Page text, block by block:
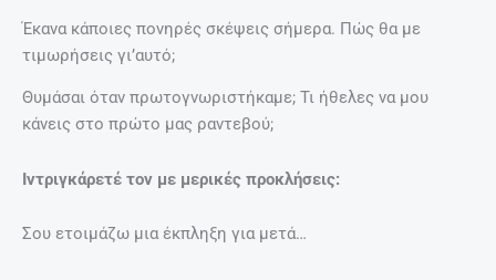
Έκανα κάποιες πονηρές σκέψεις σήμερα. Πώς θα με
τιμωρήσεις γι’αυτό;
Θυμάσαι όταν πρωτογνωριστήκαμε; Τι ήθελες να μου
κάνεις στο πρώτο μας ραντεβού;
Ιντριγκάρετέ τον με μερικές προκλήσεις:
Σου ετοιμάζω μια έκπληξη για μετά…